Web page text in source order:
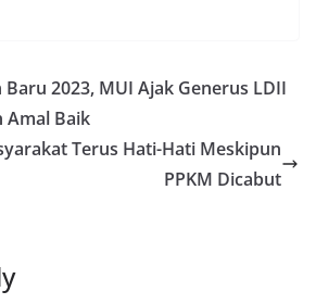
2023, MUI Ajak Generus LDII
Amal Baik
Terus Hati-Hati Meskipun
PPKM Dicabut